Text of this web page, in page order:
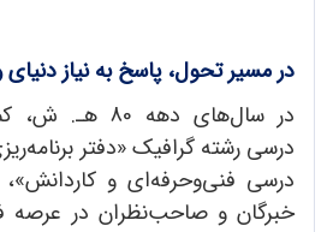
در مسیر تحول، پاسخ به نیاز
در سال‌های دهه
درسی رشته گرافیک «دفتر
درسی فنی‌وحرفه‌ای و
خبرگان و صاحب‌نظران در عرصه